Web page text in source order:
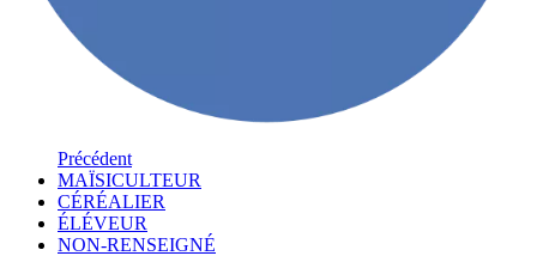
Précédent
MAÏSICULTEUR
CÉRÉALIER
ÉLÉVEUR
NON-RENSEIGNÉ